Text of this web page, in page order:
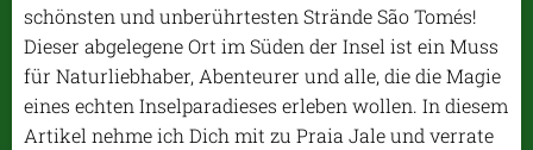
schönsten und unberührtesten Strände São Tomés!
Dieser abgelegene Ort im Süden der Insel ist ein Muss
für Naturliebhaber, Abenteurer und alle, die die Magie
eines echten Inselparadieses erleben wollen. In diesem
Artikel nehme ich Dich mit zu Praia Jale und verrate